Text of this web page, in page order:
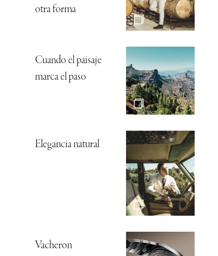
otra forma
Cuando el paisaje
marca el paso
Elegancia natural
Vacheron